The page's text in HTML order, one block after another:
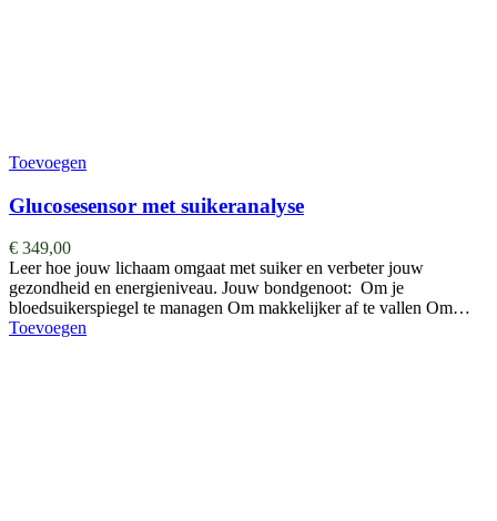
Toevoegen
Glucosesensor met suikeranalyse
€ 349,00
Leer hoe jouw lichaam omgaat met suiker en verbeter jouw
gezondheid en energieniveau. Jouw bondgenoot: Om je
bloedsuikerspiegel te managen Om makkelijker af te vallen Om…
Toevoegen